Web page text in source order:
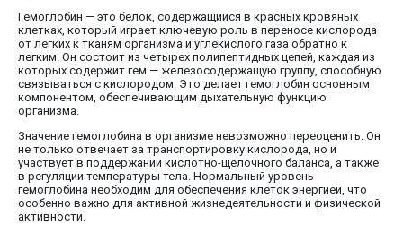
Гемоглобин — это белок, содержащийся в красных кровяных
клетках, который играет ключевую роль в переносе кислорода
от легких к тканям организма и углекислого газа обратно к
легким. Он состоит из четырех полипептидных цепей, каждая из
которых содержит гем — железосодержащую группу, способную
связываться с кислородом. Это делает гемоглобин основным
компонентом, обеспечивающим дыхательную функцию
организма.
Значение гемоглобина в организме невозможно переоценить. Он
не только отвечает за транспортировку кислорода, но и
участвует в поддержании кислотно-щелочного баланса, а также
в регуляции температуры тела. Нормальный уровень
гемоглобина необходим для обеспечения клеток энергией, что
особенно важно для активной жизнедеятельности и физической
активности.